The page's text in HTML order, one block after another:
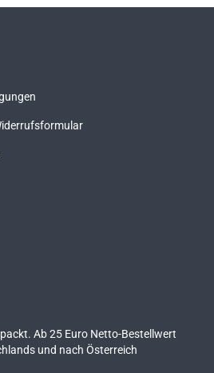
Ab 25 Euro Netto-Bestellwert
und nach Österreich